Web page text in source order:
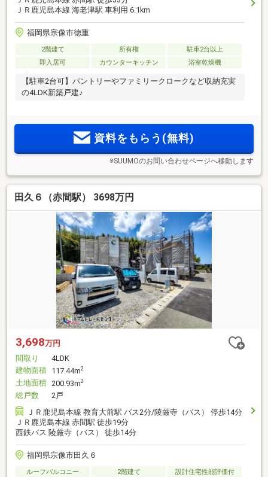
ＪＲ鹿児島本線 海老津駅 車利用 6.1km
福岡県宗像市徳重
2階建て 所有権
駐車2台以上
即入居可
カウンターキッチン 浴室乾燥機
【駐車2台可】パントリーやファミリークロークなど収納充実
の4LDK新築戸建♪
資料をもらう(無料)
※SUUMOのお問い合わせページへ移動します
田久６（赤間駅） 3698万円
3,698万円
間取り
4LDK
建物面積 117.44m2
土地面積 200.93m2
総戸数
2戸
ＪＲ鹿児島本線 教育大前駅 バス2分/陵厳寺（バス） 停歩14分
ＪＲ鹿児島本線 赤間駅 徒歩19分
西鉄バス 陵厳寺（バス） 徒歩14分
福岡県宗像市田久６
ルーフバルコニー 2階建て
設計住宅性能評価付